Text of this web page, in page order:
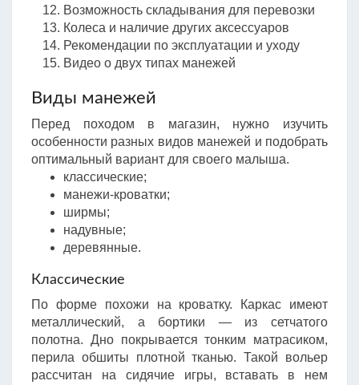
Возможность складывания для перевозки
Колеса и наличие других аксессуаров
Рекомендации по эксплуатации и уходу
Видео о двух типах манежей
Виды манежей
Перед походом в магазин, нужно изучить
особенности разных видов манежей и подобрать
оптимальный вариант для своего малыша.
классические;
манежи-кроватки;
ширмы;
надувные;
деревянные.
Классические
По форме похожи на кроватку. Каркас имеют
металлический, а бортики — из сетчатого
полотна. Дно покрывается тонким матрасиком,
перила обшиты плотной тканью. Такой вольер
рассчитан на сидячие игры, вставать в нем